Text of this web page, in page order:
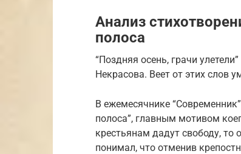
Анализ
полоса
“Поздняя осень, грачи
Некрасова. Веет от этих слов
В ежемесячнике
полоса”, главным мотивом
крестьянам дадут свободу, то
понимал, что отменив